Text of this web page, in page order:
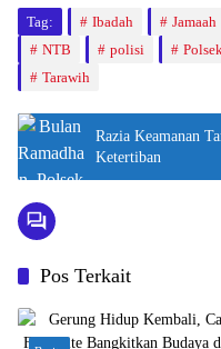
Tag: Ibadah Jamaah
NTB
polisi
Tarawih
Razia Keamanan
Ketertiban
Pos Terkait